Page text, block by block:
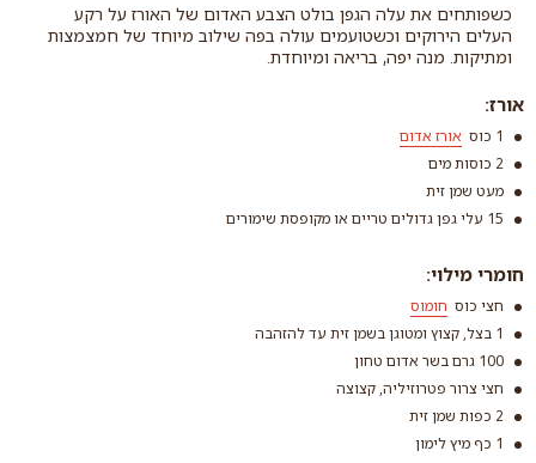
כשפותחים את עלה הגפן בולט הצבע האדום של האורז על רקע
העלים הירוקים וכשטועמים עולה בפה שילוב מיוחד של חמצמצות
ומתיקות. מנה יפה, בריאה ומיוחדת.
אורז:
1 כוס אורז אדום
קרא עוד
2 כוסות מים
מעט שמן זית
15 עלי גפן גדולים טריים או מקופסת שימורים
חומרי מילוי:
חצי כוס חומוס
1 בצל, קצוץ ומטוגן בשמן זית עד להזהבה
100 גרם בשר אדום טחון
חצי צרור פטרוזיליה, קצוצה
2 כפות שמן זית
1 כף מיץ לימון